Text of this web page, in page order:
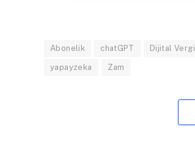
Abonelik chatGPT Dijital Vergi
yapayzeka Zam